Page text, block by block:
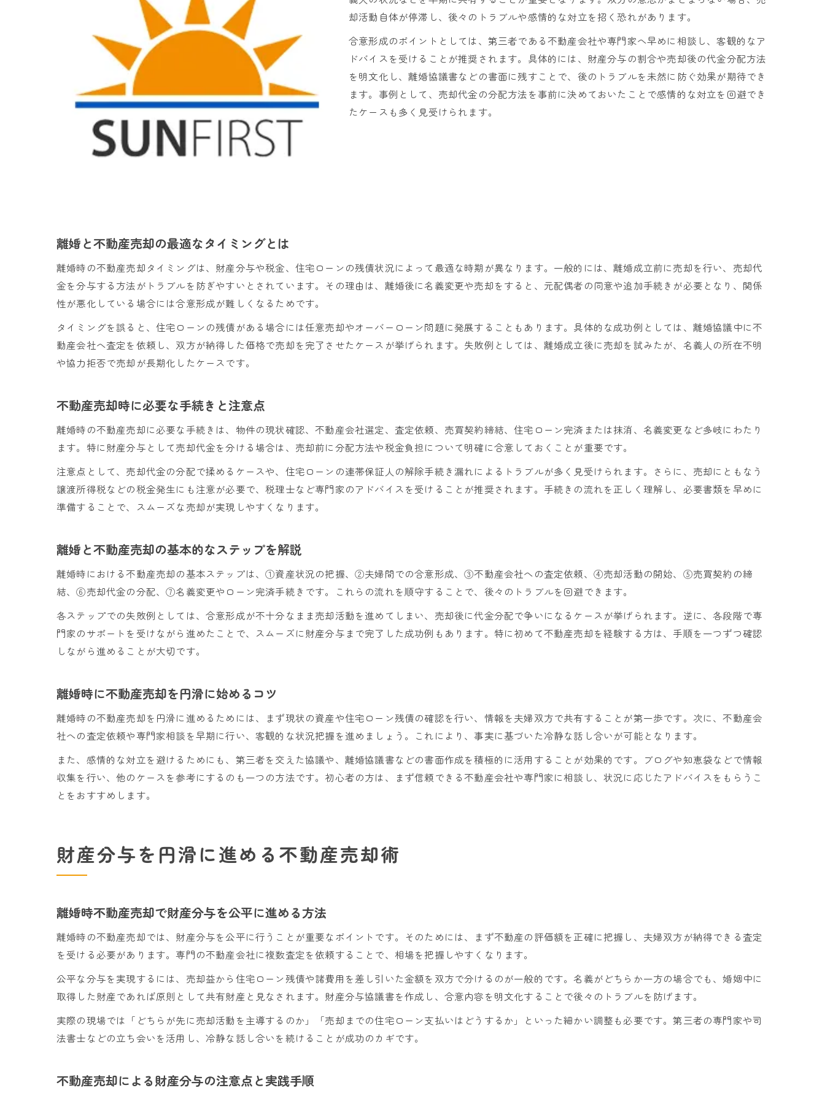
離婚調停中の不動産売却が可能なケースとは
調停中に不動産売却を進める際の注意点
離婚と不動産売却の調停時手続きガイド
家の売却は離婚調停中でもできるのか徹底解説
離婚調停中の不動産売却で気をつけるべき点
住宅ローン残債問題と売却時の注意点
オーバーローンでも家を売却するための方法
離婚時不動産売却で名義トラブルを防ぐコツ
名義が共有の場合の不動産売却ポイント
オーバーローン時に損をしない売却戦略
不動産売却後の税金負担を最小限に抑える
不動産売却時に知っておくべき税控除のポイント
離婚時の家売却後に必要な確定申告と対策
却活動自体が停滞し、後々のトラブルや感情的な対立を招く恐れがあります。
合意形成のポイントとしては、第三者である不動産会社や専門家へ早めに相談し、客観的なア
ドバイスを受けることが推奨されます。具体的には、財産分与の割合や売却後の代金分配方法
を明文化し、離婚協議書などの書面に残すことで、後のトラブルを未然に防ぐ効果が期待でき
ます。事例として、売却代金の分配方法を事前に決めておいたことで感情的な対立を回避でき
たケースも多く見受けられます。
離婚と不動産売却の最適なタイミングとは
離婚時の不動産売却タイミングは、財産分与や税金、住宅ローンの残債状況によって最適な時期が異なります。一般的には、離婚成立前に売却を行い、売却代
金を分与する方法がトラブルを防ぎやすいとされています。その理由は、離婚後に名義変更や売却をすると、元配偶者の同意や追加手続きが必要となり、関係
性が悪化している場合には合意形成が難しくなるためです。
タイミングを誤ると、住宅ローンの残債がある場合には任意売却やオーバーローン問題に発展することもあります。具体的な成功例としては、離婚協議中に不
動産会社へ査定を依頼し、双方が納得した価格で売却を完了させたケースが挙げられます。失敗例としては、離婚成立後に売却を試みたが、名義人の所在不明
や協力拒否で売却が長期化したケースです。
不動産売却時に必要な手続きと注意点
離婚時の不動産売却に必要な手続きは、物件の現状確認、不動産会社選定、査定依頼、売買契約締結、住宅ローン完済または抹消、名義変更など多岐にわたり
ます。特に財産分与として売却代金を分ける場合は、売却前に分配方法や税金負担について明確に合意しておくことが重要です。
注意点として、売却代金の分配で揉めるケースや、住宅ローンの連帯保証人の解除手続き漏れによるトラブルが多く見受けられます。さらに、売却にともなう
譲渡所得税などの税金発生にも注意が必要で、税理士など専門家のアドバイスを受けることが推奨されます。手続きの流れを正しく理解し、必要書類を早めに
準備することで、スムーズな売却が実現しやすくなります。
離婚と不動産売却の基本的なステップを解説
離婚時における不動産売却の基本ステップは、①資産状況の把握、②夫婦間での合意形成、③不動産会社への査定依頼、④売却活動の開始、⑤売買契約の締
結、⑥売却代金の分配、⑦名義変更やローン完済手続きです。これらの流れを順守することで、後々のトラブルを回避できます。
各ステップでの失敗例としては、合意形成が不十分なまま売却活動を進めてしまい、売却後に代金分配で争いになるケースが挙げられます。逆に、各段階で専
門家のサポートを受けながら進めたことで、スムーズに財産分与まで完了した成功例もあります。特に初めて不動産売却を経験する方は、手順を一つずつ確認
しながら進めることが大切です。
離婚時に不動産売却を円滑に始めるコツ
離婚時の不動産売却を円滑に進めるためには、まず現状の資産や住宅ローン残債の確認を行い、情報を夫婦双方で共有することが第一歩です。次に、不動産会
社への査定依頼や専門家相談を早期に行い、客観的な状況把握を進めましょう。これにより、事実に基づいた冷静な話し合いが可能となります。
また、感情的な対立を避けるためにも、第三者を交えた協議や、離婚協議書などの書面作成を積極的に活用することが効果的です。ブログや知恵袋などで情報
収集を行い、他のケースを参考にするのも一つの方法です。初心者の方は、まず信頼できる不動産会社や専門家に相談し、状況に応じたアドバイスをもらうこ
とをおすすめします。
財産分与を円滑に進める不動産売却術
離婚時不動産売却で財産分与を公平に進める方法
離婚時の不動産売却では、財産分与を公平に行うことが重要なポイントです。そのためには、まず不動産の評価額を正確に把握し、夫婦双方が納得できる査定
を受ける必要があります。専門の不動産会社に複数査定を依頼することで、相場を把握しやすくなります。
公平な分与を実現するには、売却益から住宅ローン残債や諸費用を差し引いた金額を双方で分けるのが一般的です。名義がどちらか一方の場合でも、婚姻中に
取得した財産であれば原則として共有財産と見なされます。財産分与協議書を作成し、合意内容を明文化することで後々のトラブルを防げます。
実際の現場では「どちらが先に売却活動を主導するのか」「売却までの住宅ローン支払いはどうするか」といった細かい調整も必要です。第三者の専門家や司
法書士などの立ち会いを活用し、冷静な話し合いを続けることが成功のカギです。
不動産売却による財産分与の注意点と実践手順